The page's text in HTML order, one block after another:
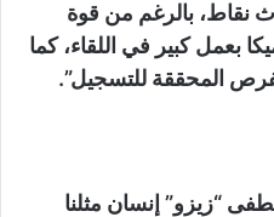
نقاط، بالرغم من قوة
بعمل كبير في اللقاء، كما
المحققة للتسجيل”.
“زيزو” إنسان مثلنا